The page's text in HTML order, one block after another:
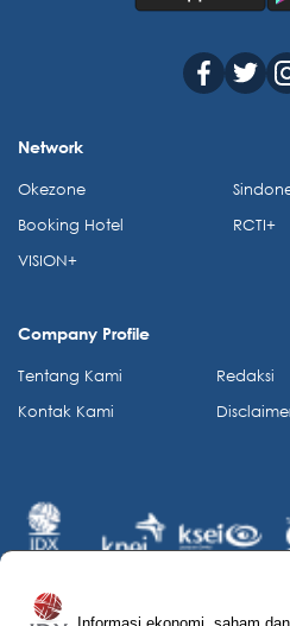
Informasi ekonomi, saham
Network
Okezone
Booking Hotel
VISION+
RCTI+
Company Profile
Tentang Kami
Kontak Kami
Redaksi